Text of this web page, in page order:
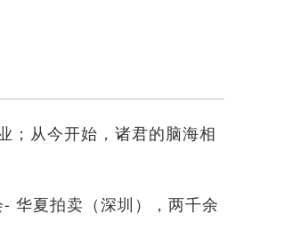
；从今开始，诸君的脑海相
华夏拍卖（深圳），两千余